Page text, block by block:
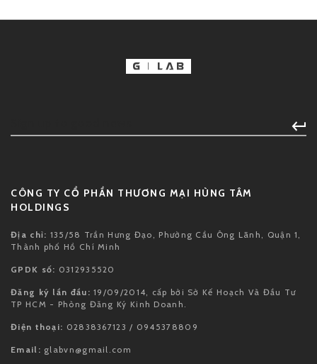
CÔNG TY CỔ PHẦN THƯƠNG MẠI HÙNG TÂM
HOLDINGS
Địa chỉ: 135/58 Trần Hưng Đạo, Phường Cầu Ông Lãnh, Quận 1,
Thành phố Hồ Chí Minh
GPDK số: 0312935520
Đăng ký lần đầu: 19/09/2014, cấp bởi Sở Kế Hoạch Và Đầu Tư
TP HCM - Phòng Đăng Ký Kinh Doanh.
Điện thoại: 02838367123 / 0945378809
Email: glabvn@gmail.com